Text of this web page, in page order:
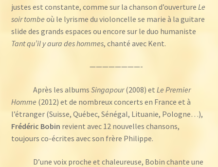
justes est constante, comme sur la chanson d’ouverture Le
soir tombe où le lyrisme du violoncelle se marie à la guitare
slide des grands espaces ou encore sur le duo humaniste
Tant qu’il y aura des hommes, chanté avec Kent.
————————-
Après les albums Singapour(2008) et Le Premier
Homme (2012) et de nombreux concerts en France et à
l’étranger (Suisse, Québec, Sénégal, Lituanie, Pologne…),
Frédéric Bobin revient avec 12 nouvelles chansons,
toujours co-écrites avec son frère Philippe.
D’une voix proche et chaleureuse, Bobin chante une